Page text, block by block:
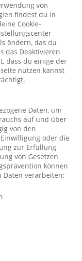
von
findest du in
Cookie-
ändern, das du
das Deaktivieren
dass du einige der
nutzen kannst
Daten, um
auf und über
von den
oder die
zur Erfüllung
von Gesetzen
können
Daten verarbeiten: